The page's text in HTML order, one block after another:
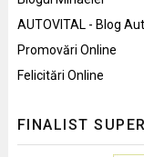
AUTOVITAL - Blog
Promovări Online
Felicitări Online
FINALIST